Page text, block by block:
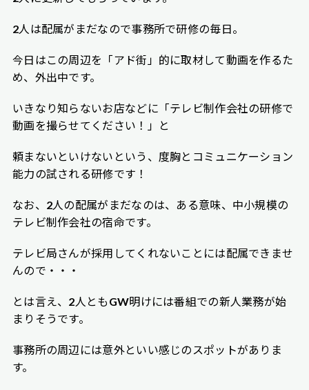
2人は配属がまだなので事務所で研修の毎日。
今日はこの周辺を「アド街」的に取材して動画を作るた
め、外出中です。
いきなり知らないお店などに「テレビ制作会社の研修で
動画を撮らせてください！」と
頼まないといけないという、度胸とコミュニケーション
能力の試される研修です！
なお、2人の配属がまだなのは、ある意味、中小規模の
テレビ制作会社の宿命です。
テレビ局さんが採用してくれないことには配属できませ
んので・・・
とは言え、2人ともGW明けには番組での新人業務が始
まりそうです。
事務所の周辺には意外といい感じのスポットがありま
す。